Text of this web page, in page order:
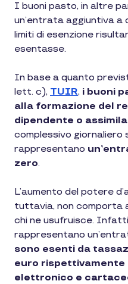
I buoni pasto, in altre
un’entrata aggiuntiva
limiti di esenzione
esentasse.
In base a quanto
lett. c), TUIR, i buoni
alla formazione del
dipendente o
complessivo giornaliero
rappresentano
zero.
L’aumento del potere
tuttavia, non comporta
chi ne usufruisce.
rappresentano
sono esenti da
euro rispettivamente
elettronico e